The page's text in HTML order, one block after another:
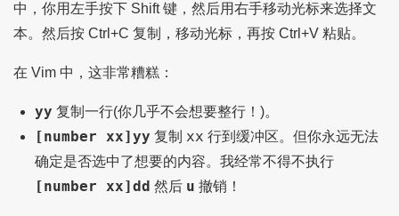
中，你用左手按下 Shift 键，然后用右手移动光标来选择文
本。然后按 Ctrl+C 复制，移动光标，再按 Ctrl+V 粘贴。
在 Vim 中，这非常糟糕：
yy 复制一行(你几乎不会想要整行！)。
[number xx]yy 复制 xx 行到缓冲区。但你永远无法
确定是否选中了想要的内容。我经常不得不执行
[number xx]dd 然后 u 撤销！